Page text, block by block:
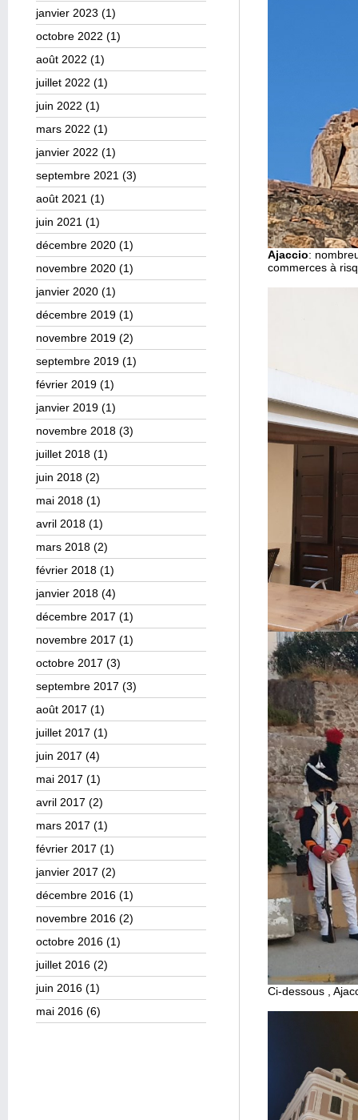
janvier 2023 (1)
octobre 2022 (1)
août 2022 (1)
juillet 2022 (1)
juin 2022 (1)
mars 2022 (1)
janvier 2022 (1)
septembre 2021 (3)
août 2021 (1)
juin 2021 (1)
décembre 2020 (1)
novembre 2020 (1)
janvier 2020 (1)
décembre 2019 (1)
novembre 2019 (2)
septembre 2019 (1)
février 2019 (1)
janvier 2019 (1)
novembre 2018 (3)
juillet 2018 (1)
juin 2018 (2)
mai 2018 (1)
avril 2018 (1)
mars 2018 (2)
février 2018 (1)
janvier 2018 (4)
décembre 2017 (1)
novembre 2017 (1)
octobre 2017 (3)
septembre 2017 (3)
août 2017 (1)
juillet 2017 (1)
juin 2017 (4)
mai 2017 (1)
avril 2017 (2)
mars 2017 (1)
février 2017 (1)
janvier 2017 (2)
décembre 2016 (1)
novembre 2016 (2)
octobre 2016 (1)
juillet 2016 (2)
juin 2016 (1)
mai 2016 (6)
Ajaccio:
commerces à
Ci-dessous ,